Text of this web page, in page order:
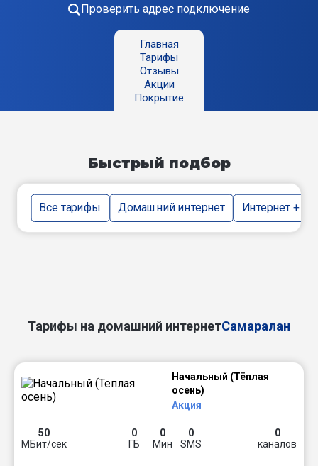
Проверить адрес подключение
Главная
Тарифы
Отзывы
Акции
Покрытие
Быстрый подбор
Все тарифы Домашний интернет Интернет + тв
Тарифы на домашний интернетСамаралан
Начальный (Тёплая
осень)
Акция
50
МБит/сек
0
ГБ
0
Мин
0
SMS
0
каналов